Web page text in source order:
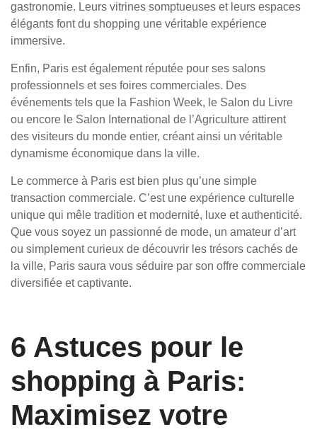
gastronomie. Leurs vitrines somptueuses et leurs espaces
élégants font du shopping une véritable expérience
immersive.
Enfin, Paris est également réputée pour ses salons
professionnels et ses foires commerciales. Des
événements tels que la Fashion Week, le Salon du Livre
ou encore le Salon International de l’Agriculture attirent
des visiteurs du monde entier, créant ainsi un véritable
dynamisme économique dans la ville.
Le commerce à Paris est bien plus qu’une simple
transaction commerciale. C’est une expérience culturelle
unique qui mêle tradition et modernité, luxe et authenticité.
Que vous soyez un passionné de mode, un amateur d’art
ou simplement curieux de découvrir les trésors cachés de
la ville, Paris saura vous séduire par son offre commerciale
diversifiée et captivante.
6 Astuces pour le
shopping à Paris:
Maximisez votre